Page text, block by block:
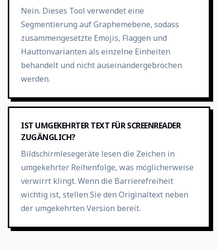
Nein. Dieses Tool verwendet eine
Segmentierung auf Graphemebene, sodass
zusammengesetzte Emojis, Flaggen und
Hauttonvarianten als einzelne Einheiten
behandelt und nicht auseinandergebrochen
werden.
IST UMGEKEHRTER TEXT FÜR SCREENREADER
ZUGÄNGLICH?
Bildschirmlesegeräte lesen die Zeichen in
umgekehrter Reihenfolge, was möglicherweise
verwirrt klingt. Wenn die Barrierefreiheit
wichtig ist, stellen Sie den Originaltext neben
der umgekehrten Version bereit.